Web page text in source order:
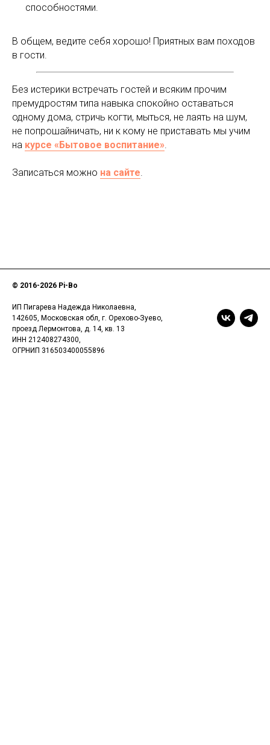
способностями.
В общем, ведите себя хорошо! Приятных вам походов
в гости.
Без истерики встречать гостей и всяким прочим
премудростям типа навыка спокойно оставаться
одному дома, стричь когти, мыться, не лаять на шум,
не попрошайничать, ни к кому не приставать мы учим
на курсе «Бытовое воспитание».
Записаться можно на сайте.
© 2016-2026 Pi-Bo
ИП Пигарева Надежда Николаевна,
142605, Московская обл, г. Орехово-Зуево,
проезд Лермонтова, д. 14, кв. 13
ИНН 212408274300,
ОГРНИП 316503400055896